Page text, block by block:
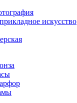
искусство